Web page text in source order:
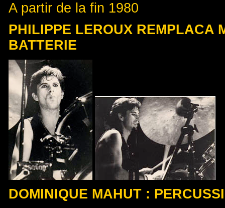
A partir de la fin 1980
PHILIPPE LEROUX REMPLACA
BATTERIE
DOMINIQUE MAHUT :